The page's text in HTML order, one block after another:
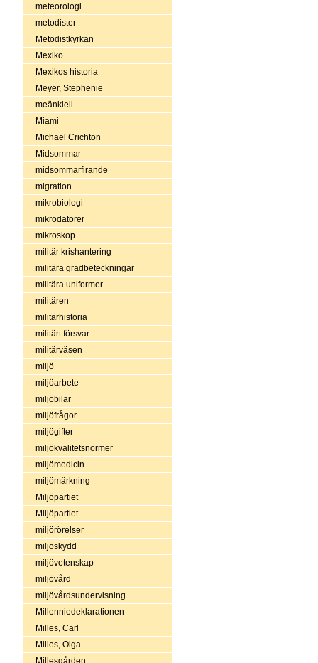
meteorologi
metodister
Metodistkyrkan
Mexiko
Mexikos historia
Meyer, Stephenie
meänkieli
Miami
Michael Crichton
Midsommar
midsommarfirande
migration
mikrobiologi
mikrodatorer
mikroskop
militär krishantering
militära gradbeteckningar
militära uniformer
militären
militärhistoria
militärt försvar
militärväsen
miljö
miljöarbete
miljöbilar
miljöfrågor
miljögifter
miljökvalitetsnormer
miljömedicin
miljömärkning
Miljöpartiet
Miljöpartiet
miljörörelser
miljöskydd
miljövetenskap
miljövård
miljövårdsundervisning
Millenniedeklarationen
Milles, Carl
Milles, Olga
Millesgården